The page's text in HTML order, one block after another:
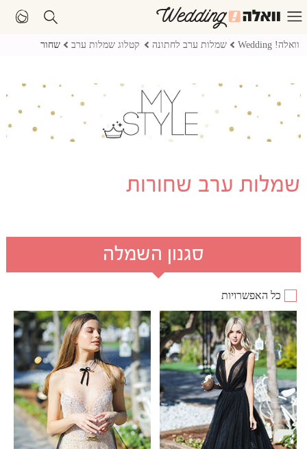
וואלה! Wedding שמלות ערב לחתונה קטלוג שמלות ערב שחור
שמלות ערב שחורות
סגנון השמלה
כל האפשרויות